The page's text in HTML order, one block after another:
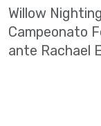
Willow
Campeonato
ante Rachael